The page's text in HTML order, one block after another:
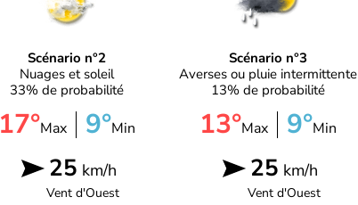
Scénario n°2
Nuages et soleil
33% de probabilité
17°Max 9°Min
25 km/h
Vent d'Ouest
Scénario n°3
Averses ou pluie intermittente
13% de probabilité
13°Max 9°Min
25 km/h
Vent d'Ouest